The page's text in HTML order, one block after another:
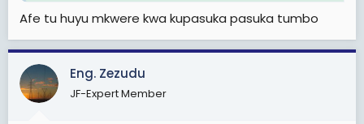
kisiasa, kiuchumi na kiusalama wa nchi. Kupitia
mtandao wake wa wafanyabiashara wakuu kama
Rostam Aziz, pamoja na ushawishi wake katika taasisi
nyeti kama jeshi na vyombo vya usalama, Kikwete
ameendelea kuiathiri Tanzania kwa njia ya kimya lakini
yenye nguvu.
Afe tu huyu mkwere kwa kupasuka pasuka tumbo
Eng. Zezudu
JF-Expert Member